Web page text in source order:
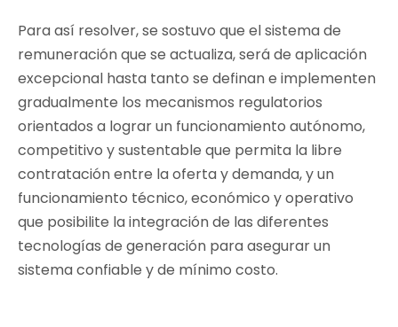
Para así resolver, se sostuvo que el sistema de
remuneración que se actualiza, será de aplicación
excepcional hasta tanto se definan e implementen
gradualmente los mecanismos regulatorios
orientados a lograr un funcionamiento autónomo,
competitivo y sustentable que permita la libre
contratación entre la oferta y demanda, y un
funcionamiento técnico, económico y operativo
que posibilite la integración de las diferentes
tecnologías de generación para asegurar un
sistema confiable y de mínimo costo.